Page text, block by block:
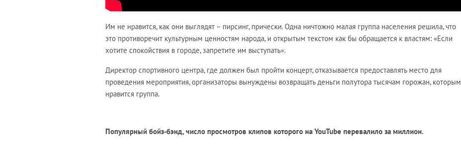
Им не нравится, как они выглядят – пирсинг, прически. Одна ничтожно малая группа населения решила, что
это противоречит культурным ценностям народа, и открытым текстом как бы обращается к властям: «Если
хотите спокойствия в городе, запретите им выступать».
Директор спортивного центра, где должен был пройти концерт, отказывается предоставлять место для
проведения мероприятия, организаторы вынуждены возвращать деньги полутора тысячам горожан, которым
нравится группа.
Популярный бойз-бэнд, число просмотров клипов которого на YouTube перевалило за миллион.